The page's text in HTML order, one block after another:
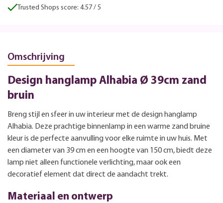
Trusted Shops score: 4.57 / 5
Omschrijving
Design hanglamp Alhabia Ø 39cm zand
bruin
Breng stijl en sfeer in uw interieur met de design hanglamp
Alhabia. Deze prachtige binnenlamp in een warme zand bruine
kleur is de perfecte aanvulling voor elke ruimte in uw huis. Met
een diameter van 39 cm en een hoogte van 150 cm, biedt deze
lamp niet alleen functionele verlichting, maar ook een
decoratief element dat direct de aandacht trekt.
Materiaal en ontwerp